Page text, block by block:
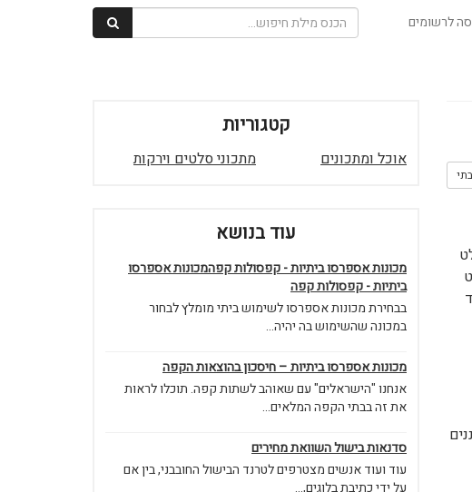
לרשומים
קטגוריות
אוכל ומתכונים מתכוני סלטים וירקות
עוד בנושא
מכונות אספרסו ביתיות - קפסולות קפהמכונות אספרסו
ביתיות - קפסולות קפה
בבחירת מכונות אספרסו לשימוש ביתי מומלץ לבחור
במכונה שהשימוש בה יהיה...
מכונות אספרסו ביתיות – חיסכון בהוצאות הקפה
אנחנו "הישראלים" עם שאוהב לשתות קפה. תוכלו לראות
את זה בבתי הקפה המלאים...
סדנאות בישול השוואת מחירים
עוד ועוד אנשים מצטרפים לטרנד הבישול החובבני, בין אם
על ידי כתיבת בלוגים,...